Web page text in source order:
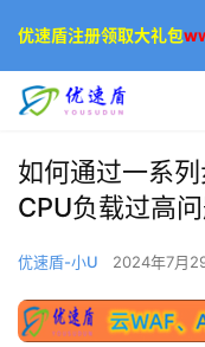
如何通过一系
CPU负载过高问
优速盾-小U 2024年7月
优速盾注册领取大礼包